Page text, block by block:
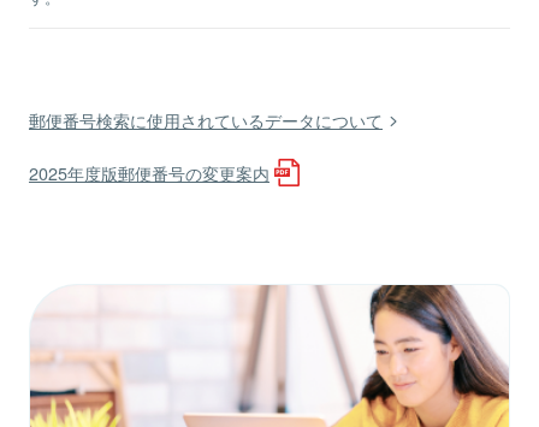
郵便番号検索に使用されているデータについて
2025年度版郵便番号の変更案内